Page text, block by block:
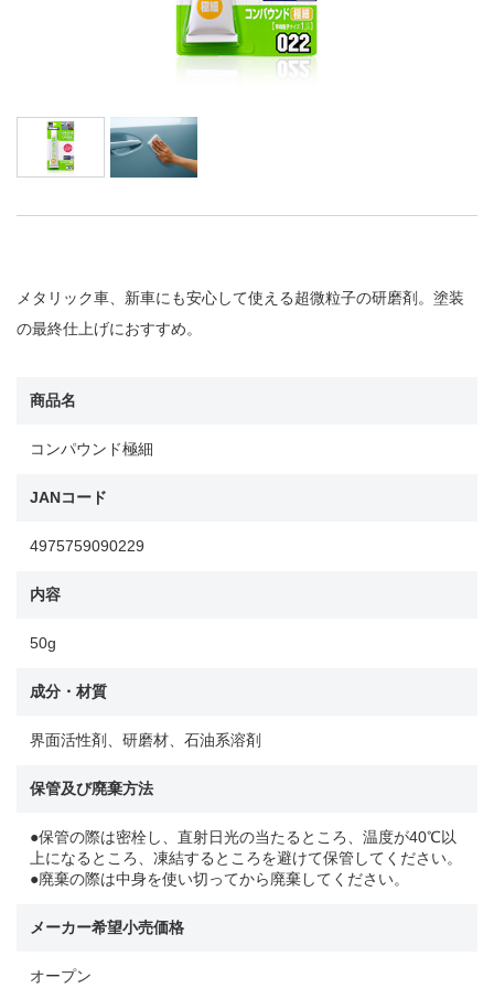
メタリック車、新車にも安心して使える超微粒子の研磨剤。塗装
の最終仕上げにおすすめ。
商品名
コンパウンド極細
JANコード
4975759090229
内容
50g
成分・材質
界面活性剤、研磨材、石油系溶剤
保管及び廃棄方法
●保管の際は密栓し、直射日光の当たるところ、温度が40℃以
上になるところ、凍結するところを避けて保管してください。
●廃棄の際は中身を使い切ってから廃棄してください。
メーカー希望小売価格
オープン